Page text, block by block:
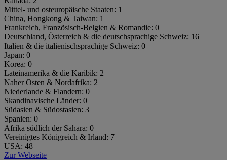
Mittel- und osteuropäische Staaten: 1
China, Hongkong & Taiwan: 1
Frankreich, Französisch-Belgien & Romandie: 0
Deutschland, Österreich & die deutschsprachige Schweiz: 16
Italien & die italienischsprachige Schweiz: 0
Japan: 0
Korea: 0
Lateinamerika & die Karibik: 2
Naher Osten & Nordafrika: 2
Niederlande & Flandern: 0
Skandinavische Länder: 0
Südasien & Südostasien: 3
Spanien: 0
Afrika südlich der Sahara: 0
Vereinigtes Königreich & Irland: 7
USA: 48
Zur Webseite